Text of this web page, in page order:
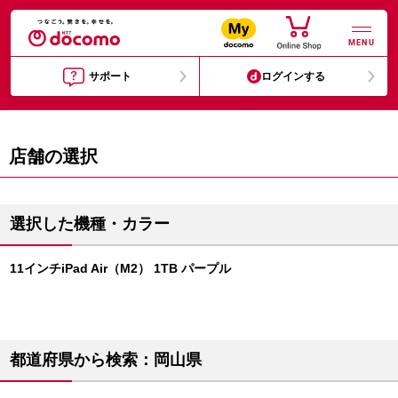
MENU
サポート ログインする
店舗の選択
選択した機種・カラー
11インチiPad Air（M2） 1TB パープル
都道府県から検索：岡山県